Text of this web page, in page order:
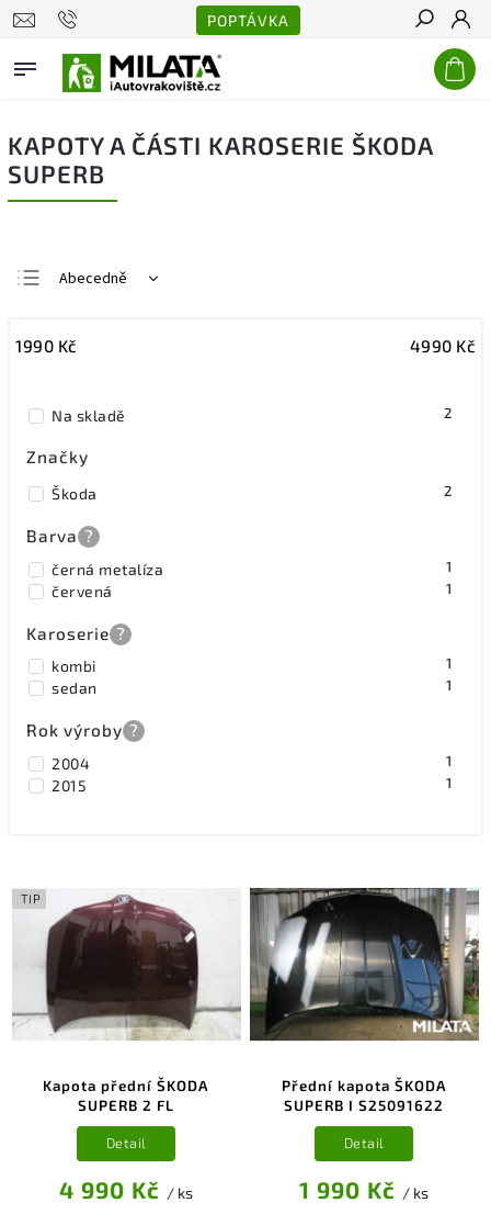
POPTÁVKA
Hledat
KAPOTY A ČÁSTI KAROSERIE ŠKODA
SUPERB
Abecedně
Nejdražší
1990 Kč 4990 Kč
Na skladě 2
Značky
Škoda 2
Barva ?
černá metalíza 1
červená 1
Karoserie ?
kombi 1
sedan 1
Rok výroby ?
2004 1
2015 1
TIP
Kapota přední ŠKODA
SUPERB 2 FL
4 990 Kč / ks
Detail
Přední kapota ŠKODA
SUPERB I S25091622
1 990 Kč / ks
Detail